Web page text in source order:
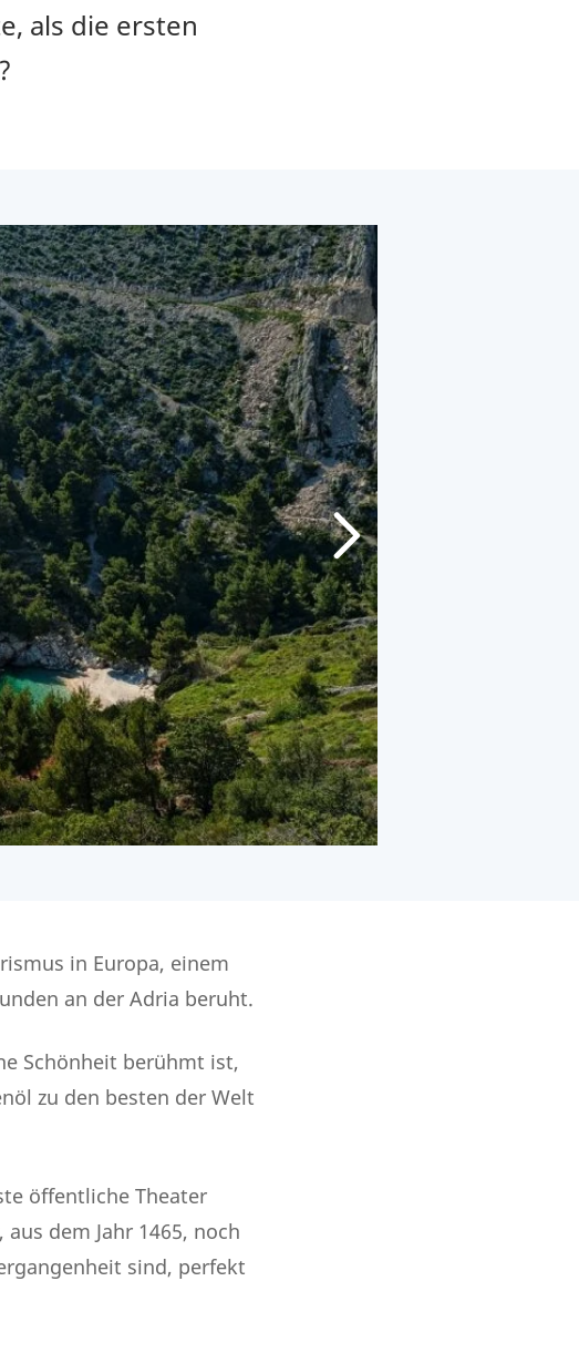
als die ersten
in Europa, einem
an der Adria beruht.
Schönheit berühmt ist,
zu den besten der Welt
öffentliche Theater
dem Jahr 1465, noch
sind, perfekt